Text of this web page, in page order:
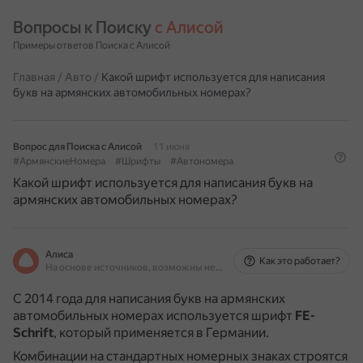
Вопросы к Поиску с Алисой
Примеры ответов Поиска с Алисой
Главная / Авто / Какой шрифт используется для написания
букв на армянских автомобильных номерах?
Вопрос для Поиска с Алисой
11 июня
#АрмянскиеНомера
#Шрифты #Автономера
Какой шрифт используется для написания букв на
армянских автомобильных номерах?
Алиса
На основе источников, возможны неточности
Как это работает?
С 2014 года для написания букв на армянских
автомобильных номерах используется шрифт FE-
Schrift, который применяется в Германии.
Комбинации на стандартных номерных знаках строятся